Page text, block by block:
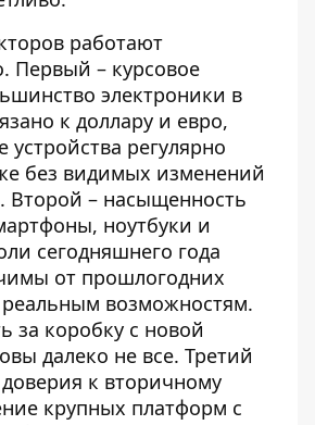
работают
Первый – курсовое
электроники в
к доллару и евро,
устройства регулярно
без видимых изменений
Второй – насыщенность
ноутбуки и
сегодняшнего года
от прошлогодних
возможностям.
за коробку с новой
далеко не все. Третий
к вторичному
крупных платформ с